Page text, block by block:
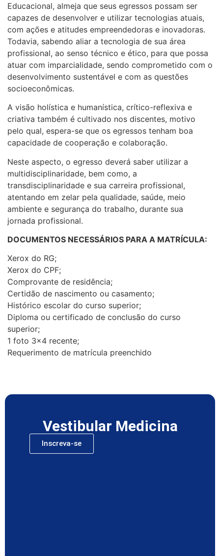
Educacional, almeja que seus egressos possam ser
capazes de desenvolver e utilizar tecnologias atuais,
com ações e atitudes empreendedoras e inovadoras.
Todavia, sabendo aliar a tecnologia de sua área
profissional, ao senso técnico e ético, para que possa
atuar com imparcialidade, sendo comprometido com o
desenvolvimento sustentável e com as questões
socioeconômicas.
A visão holística e humanística, crítico-reflexiva e
criativa também é cultivado nos discentes, motivo
pelo qual, espera-se que os egressos tenham boa
capacidade de cooperação e colaboração.
Neste aspecto, o egresso deverá saber utilizar a
multidisciplinaridade, bem como, a
transdisciplinaridade e sua carreira profissional,
atentando em zelar pela qualidade, saúde, meio
ambiente e segurança do trabalho, durante sua
jornada profissional.
DOCUMENTOS NECESSÁRIOS PARA A MATRÍCULA:
Xerox do RG;
Xerox do CPF;
Comprovante de residência;
Certidão de nascimento ou casamento;
Histórico escolar do curso superior;
Diploma ou certificado de conclusão do curso
superior;
1 foto 3×4 recente;
Requerimento de matrícula preenchido
Vestibular Medicina
Inscreva-se